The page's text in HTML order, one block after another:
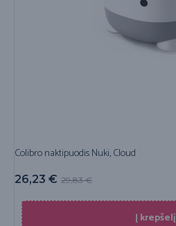
Colibro naktipuodis Nuki, Cloud
29,83€
26,23 €
Į krepšelį